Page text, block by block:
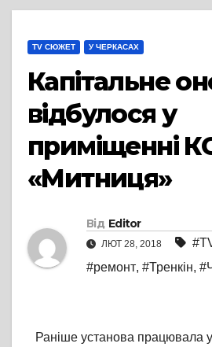
TV СЮЖЕТ У ЧЕРКАСАХ
Капітальне
відбулося у
приміщенні
«Митниця»
Від Editor
ЛЮТ 28, 2018
#ремонт, #Тренкін,
Раніше установа працювала